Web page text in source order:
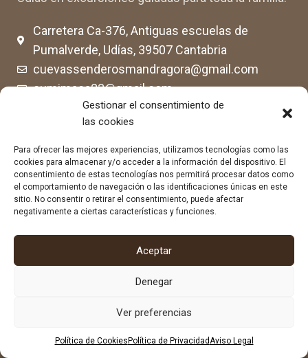
Gestionar el consentimiento de
las cookies
Para ofrecer las mejores experiencias, utilizamos tecnologías como las
cookies para almacenar y/o acceder a la información del dispositivo. El
consentimiento de estas tecnologías nos permitirá procesar datos como
el comportamiento de navegación o las identificaciones únicas en este
sitio. No consentir o retirar el consentimiento, puede afectar
negativamente a ciertas características y funciones.
Aceptar
Denegar
Ver preferencias
Política de Cookies Política de PrivacidadAviso Legal
Carretera Ca-376, Antiguas escuelas de
Pumalverde, Udías, 39507 Cantabria
cuevassenderosmandragora@gmail.com
cumimaca23@gmail.com
678 96 72 55
684 602 697